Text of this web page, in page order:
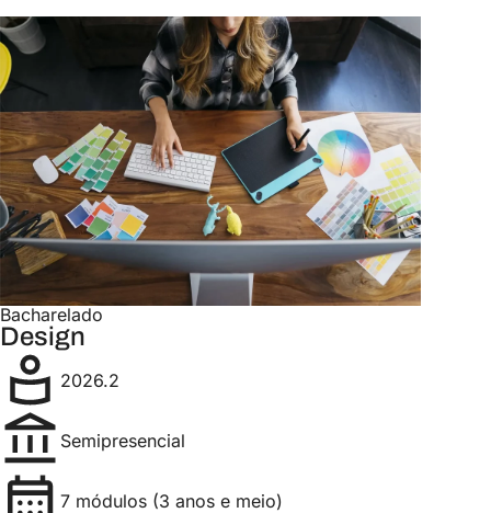
Bacharelado
Design
2026.2
Semipresencial
7 módulos (3 anos e meio)